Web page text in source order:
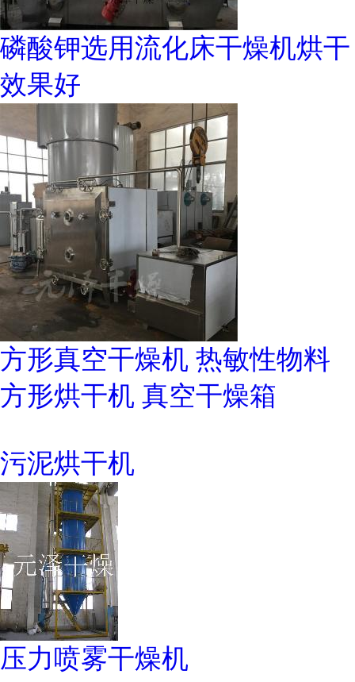
磷酸钾选用流化床干燥机烘干
效果好
方形真空干燥机 热敏性物料
方形烘干机 真空干燥箱
污泥烘干机
压力喷雾干燥机